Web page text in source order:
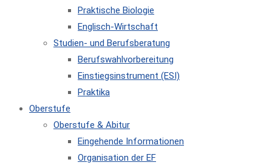
Praktische Biologie
Englisch-Wirtschaft
Studien- und Berufsberatung
Berufswahlvorbereitung
Einstiegsinstrument (ESI)
Praktika
Oberstufe
Oberstufe & Abitur
Eingehende Informationen
Organisation der EF